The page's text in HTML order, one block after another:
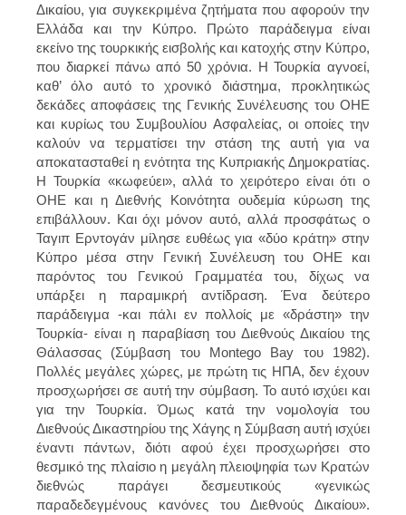
Δικαίου, για συγκεκριμένα ζητήματα που αφορούν την
Ελλάδα και την Κύπρο. Πρώτο παράδειγμα είναι
εκείνο της τουρκικής εισβολής και κατοχής στην Κύπρο,
που διαρκεί πάνω από 50 χρόνια. Η Τουρκία αγνοεί,
καθ’ όλο αυτό το χρονικό διάστημα, προκλητικώς
δεκάδες αποφάσεις της Γενικής Συνέλευσης του ΟΗΕ
και κυρίως του Συμβουλίου Ασφαλείας, οι οποίες την
καλούν να τερματίσει την στάση της αυτή για να
αποκατασταθεί η ενότητα της Κυπριακής Δημοκρατίας.
Η Τουρκία «κωφεύει», αλλά το χειρότερο είναι ότι ο
ΟΗΕ και η Διεθνής Κοινότητα ουδεμία κύρωση της
επιβάλλουν. Και όχι μόνον αυτό, αλλά προσφάτως ο
Ταγιπ Ερντογάν μίλησε ευθέως για «δύο κράτη» στην
Κύπρο μέσα στην Γενική Συνέλευση του ΟΗΕ και
παρόντος του Γενικού Γραμματέα του, δίχως να
υπάρξει η παραμικρή αντίδραση. Ένα δεύτερο
παράδειγμα -και πάλι εν πολλοίς με «δράστη» την
Τουρκία- είναι η παραβίαση του Διεθνούς Δικαίου της
Θάλασσας (Σύμβαση του Montego Bay του 1982).
Πολλές μεγάλες χώρες, με πρώτη τις ΗΠΑ, δεν έχουν
προσχωρήσει σε αυτή την σύμβαση. Το αυτό ισχύει και
για την Τουρκία. Όμως κατά την νομολογία του
Διεθνούς Δικαστηρίου της Χάγης η Σύμβαση αυτή ισχύει
έναντι πάντων, διότι αφού έχει προσχωρήσει στο
θεσμικό της πλαίσιο η μεγάλη πλειοψηφία των Κρατών
διεθνώς παράγει δεσμευτικούς «γενικώς
παραδεδεγμένους κανόνες του Διεθνούς Δικαίου».